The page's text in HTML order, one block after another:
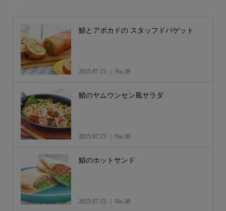
鯖とアボカドの スタッフドバゲット
2025.07.15 No.38
鯖のヤムウンセン風サラダ
2025.07.15 No.38
鯖のホットサンド
2025.07.15 No.38